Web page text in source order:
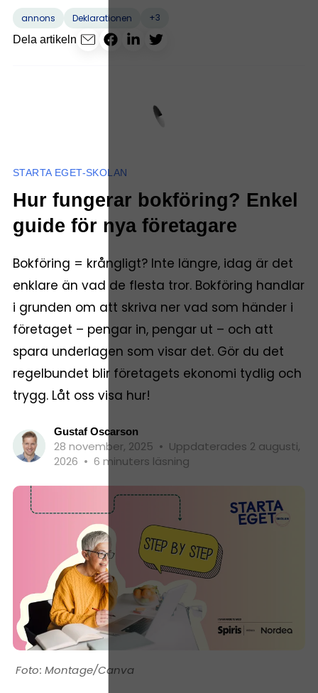
annons Deklarationen
+3
Dela artikeln
STARTA EGET-SKOLAN
Hur fungerar bokföring? Enkel
guide för nya företagare
Bokföring = krångligt? Inte längre, idag är det
enklare än vad de flesta tror. Bokföring handlar
i grunden om att skriva ner vad som händer i
företaget – pengar in, pengar ut – och att
spara underlagen som visar det. Gör du det
regelbundet blir företagets ekonomi tydlig och
trygg. Låt oss visa hur!
Gustaf Oscarson
28 november, 2025 • Uppdaterades 2 augusti,
2026 • 6 minuters läsning
Montage/Canva